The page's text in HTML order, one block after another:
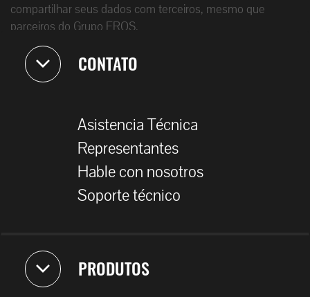
compartilhar seus dados com terceiros, mesmo que
parceiros do Grupo EROS.
CONTATO
Asistencia Técnica
Representantes
Hable con nosotros
Soporte técnico
PRODUTOS